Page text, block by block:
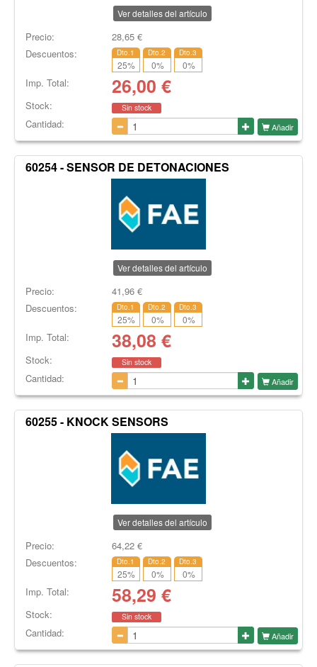
Ver detalles del artículo
Precio: 28,65€
Descuentos:
Dto.1
25%
Dto.2
0%
Dto.3
0%
Imp. Total: 26,00 €
Stock: Sin stock
Cantidad: Añadir
60254 - SENSOR DE DETONACIONES
Ver detalles del artículo
Precio: 41,96€
Descuentos:
Dto.1
25%
Dto.2
0%
Dto.3
0%
Imp. Total: 38,08 €
Stock: Sin stock
Cantidad: Añadir
60255 - KNOCK SENSORS
Ver detalles del artículo
Precio: 64,22€
Descuentos:
Dto.1
25%
Dto.2
0%
Dto.3
0%
Imp. Total: 58,29 €
Stock: Sin stock
Cantidad: Añadir